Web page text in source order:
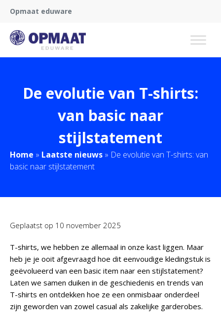
Opmaat eduware
De evolutie van T-shirts:
van basic naar
stijlstatement
Home » Laatste nieuws » De evolutie van T-shirts: van
basic naar stijlstatement
Geplaatst op 10 november 2025
T-shirts, we hebben ze allemaal in onze kast liggen. Maar
heb je je ooit afgevraagd hoe dit eenvoudige kledingstuk is
geëvolueerd van een basic item naar een stijlstatement?
Laten we samen duiken in de geschiedenis en trends van
T-shirts en ontdekken hoe ze een onmisbaar onderdeel
zijn geworden van zowel casual als zakelijke garderobes.